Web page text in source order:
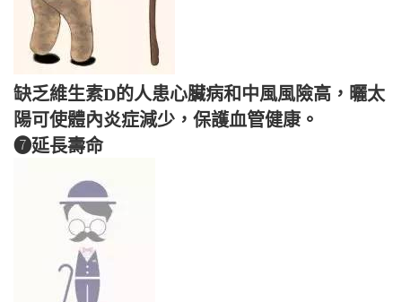
缺乏維生素D的人患心臟病和中風風險高，曬太
陽可使體內炎症減少，保護血管健康。
❼延長壽命